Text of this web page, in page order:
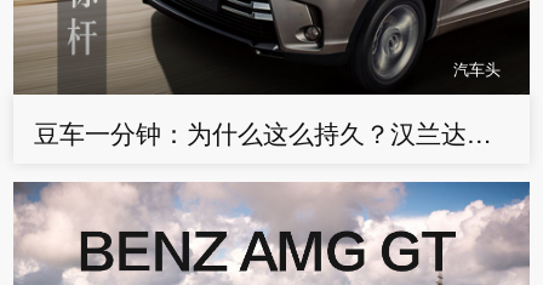
汽车头
豆车一分钟：为什么这么持久？汉兰达依然是7座SUV的标杆